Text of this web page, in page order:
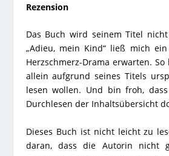
Rezension
Das Buch wird seinem Titel
„Adieu, mein Kind“ ließ mich ein
Herzschmerz-Drama erwarten.
allein aufgrund seines Titels
lesen wollen. Und bin froh,
Durchlesen der Inhaltsübersicht
Dieses Buch ist nicht leicht zu
daran, dass die Autorin nicht